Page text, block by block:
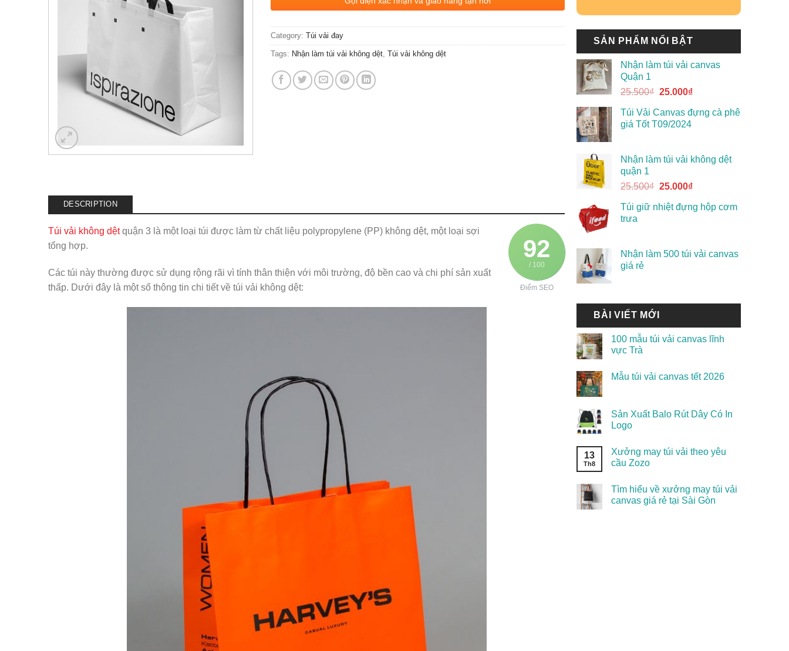
SẢN PHẨM NỔI BẬT
Nhận làm túi vải canvas
Quận 1
25.500₫ 25.000₫
Túi Vải Canvas đựng cà phê
giá Tốt T09/2024
Nhận làm túi vải không dệt
quận 1
25.500₫ 25.000₫
Túi giữ nhiệt đựng hộp cơm
trưa
Nhận làm 500 túi vải canvas
giá rẻ
BÀI VIẾT MỚI
100 mẫu túi vải canvas lĩnh
vực Trà
Mẫu túi vải canvas tết 2026
Sản Xuất Balo Rút Dây Có In
Logo
13
Th8
Xưởng may túi vải theo yêu
cầu Zozo
Tìm hiểu về xưởng may túi vải
canvas giá rẻ tại Sài Gòn
Category:Túi vải đay
Tags: Nhận làm túi vải không dệt,Túi vải không dệt
DESCRIPTION
92
/ 100
Điểm SEO
Túi vải không dệtquận 3 là một loại túi được làm từ chất liệu polypropylene (PP) không dệt, một loại sợi
tổng hợp.
Các túi này thường được sử dụng rộng rãi vì tính thân thiện với môi trường, độ bền cao và chi phí sản xuất
thấp. Dưới đây là một số thông tin chi tiết về túi vải không dệt: